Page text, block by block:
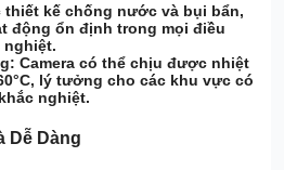
kế chống nước và bụi bẩn,
động ổn định trong mọi điều
nghiệt.
Camera có thể chịu được nhiệt
lý tưởng cho các khu vực có
nghiệt.
Dễ Dàng